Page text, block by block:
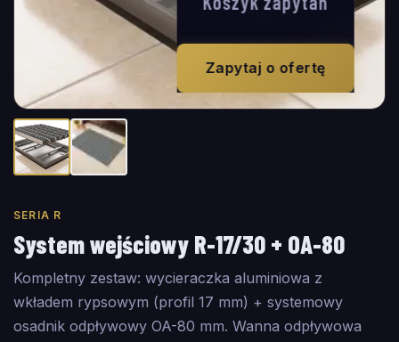
Zapytaj o ofertę
SERIA R
System wejściowy R-17/30 + OA-80
Kompletny zestaw: wycieraczka aluminiowa z
wkładem rypsowym (profil 17 mm) + systemowy
osadnik odpływowy OA-80 mm. Wanna odpływowa